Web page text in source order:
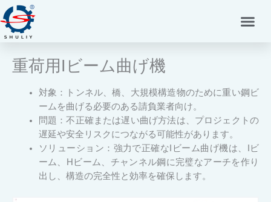
容
を
重荷用Iビーム曲げ機
対象：トンネル、橋、大規模構造物のために重い鋼ビ
ームを曲げる必要のある請負業者向け。
問題：不正確または遅い曲げ方法は、プロジェクトの
遅延や安全リスクにつながる可能性があります。
ソリューション：強力で正確なIビーム曲げ機は、Iビ
ーム、Hビーム、チャンネル鋼に完璧なアーチを作り
出し、構造の完全性と効率を確保します。